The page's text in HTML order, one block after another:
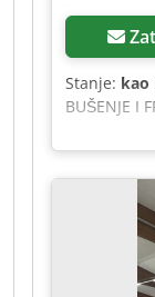
Stanje: kao
BUŠENJE I
stroj,
sustav
maks.
prostor, os
300 mm
glavnog